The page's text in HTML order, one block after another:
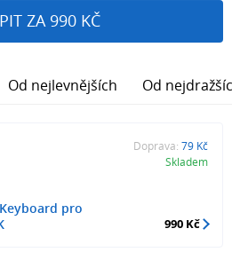
ZA 990 KČ
Od nejlevnějších Od
pro
Doprava: 79 Kč
Skladem
990 Kč